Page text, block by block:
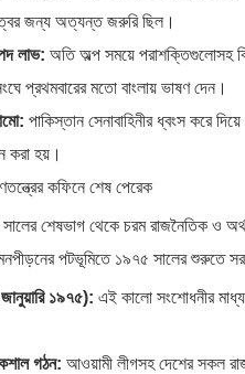
জন্য অত্যন্ত জরুরি ছিল।
লাভ: অতি অল্প সময়ে পরাশক্তিগুলোসহ
প্রথমবারের মতো বাংলায় ভাষণ দেন।
পাকিস্তান সেনাবাহিনীর ধ্বংস করে
করা হয়।
কফিনে শেষ পেরেক
শেষভাগ থেকে চরম রাজনৈতিক ও
পটভূমিতে ১৯৭৫ সালের শুরুতে
১৯৭৫): এই কালো সংশোধনীর
গঠন: আওয়ামী লীগসহ দেশের সকল